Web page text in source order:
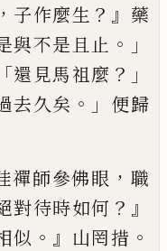
， 子作麼生 ？』 藥
與不是 且止 。」
還見馬祖麼 ？」
去久矣 。」 便歸
禪師參佛眼 ， 職
對待時如何 ？』
似 。』 山罔措 。